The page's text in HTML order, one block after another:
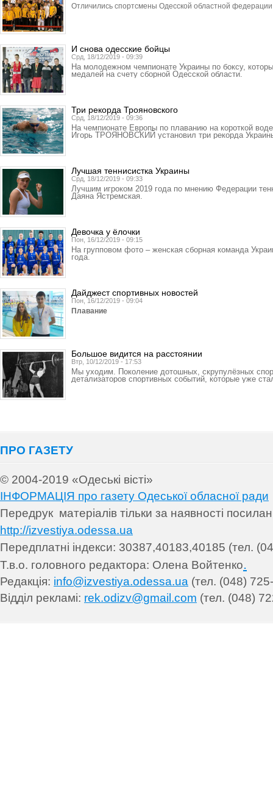
Отличились спортсмены Одесской областной федерации
И снова одесские бойцы
Срд, 18/12/2019 - 09:39
На молодежном чемпионате Украины по боксу,
медалей на счету сборной Одесской области.
Три рекорда Трояновского
Срд, 18/12/2019 - 09:36
На чемпионате Европы по плаванию на короткой
Игорь ТРОЯНОВСКИЙ установил три рекорда
Лучшая теннисистка Украины
Срд, 18/12/2019 - 09:33
Лучшим игроком 2019 года по мнению Федерации
Даяна Ястремская.
Девочка у ёлочки
Пон, 16/12/2019 - 09:15
На групповом фото – женская сборная команда
года.
Дайджест спортивных новостей
Пон, 16/12/2019 - 09:04
Плавание
Большое видится на расстоянии
Втр, 10/12/2019 - 17:53
Мы уходим. Поколение дотошных, скрупулёзных
детализаторов спортивных событий, которые уже
ПРО ГАЗЕТУ
© 2004-2019 «Одеські вісті»
ІНФОРМАЦІЯ про газету Одеської обласної ради
Передрук матеріалів тільки за наявності
http://izvestiya.odessa.ua
Передплатні індекси: 30387,40183,40185 (тел.
Т.в.о. головного редактора: Олена Войтенко.
Редакція: info@izvestiya.odessa.ua (тел. (048)
Відділ рекламі: rek.odizv@gmail.com (тел. (048)